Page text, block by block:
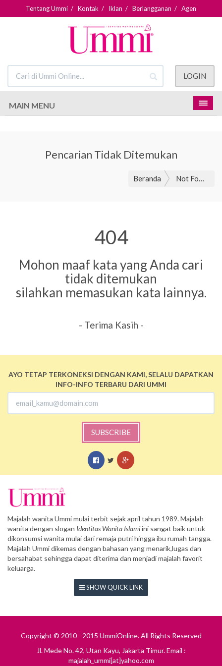
Tentang Ummi / Kontak / Iklan / Berlangganan / Agen
LOGIN
MAIN MENU
Pencarian Tidak Ditemukan
Beranda Not Found
404
Mohon maaf kata yang Anda cari
tidak ditemukan
silahkan memasukan kata lainnya.
- Terima Kasih -
AYO TETAP TERKONEKSI DENGAN KAMI, SELALU DAPATKAN
INFO-INFO TERBARU DARI UMMI
SUBSCRIBE
Majalah wanita Ummi mulai terbit sejak april tahun 1989. Majalah
wanita dengan slogan Identitas Wanita Islamiini sangat baik untuk
dikonsumsi wanita mulai dari remaja putri hingga ibu rumah tangga.
Majalah Ummi dikemas dengan bahasan yang menarik,lugas dan
bersahabat sehingga dapat diterima dan menjadi majalah favorit
keluarga.
SHOW QUICK LINK
Copyright © 2010 - 2015 UmmiOnline. All Rights Reserved
Jl. Mede No. 42, Utan Kayu, Jakarta Timur. Email :
majalah_ummi[at]yahoo.com